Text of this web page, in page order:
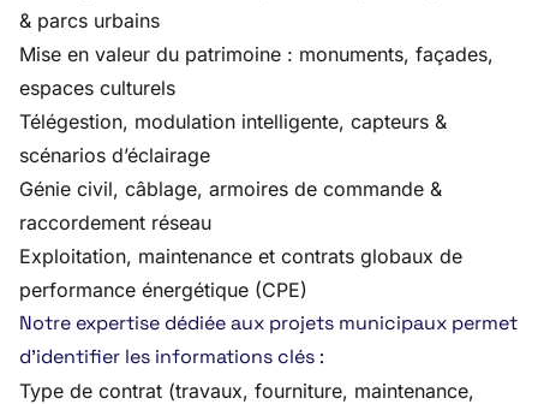
& parcs urbains
Mise en valeur du patrimoine : monuments, façades,
espaces culturels
Télégestion, modulation intelligente, capteurs &
scénarios d’éclairage
Génie civil, câblage, armoires de commande &
raccordement réseau
Exploitation, maintenance et contrats globaux de
performance énergétique (CPE)
Notre expertise dédiée aux projets municipaux permet
d’identifier les informations clés :
Type de contrat (travaux, fourniture, maintenance,